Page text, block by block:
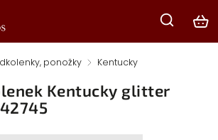
ponožky / Kentucky
Kentucky glitter